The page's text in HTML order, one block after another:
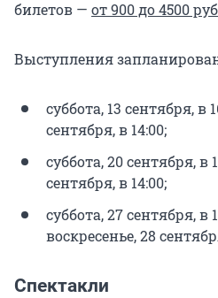
билетов — от 900 до 4500
Выступления
суббота, 13 сентября, в
сентября, в 14:00;
суббота, 20 сентября, в
сентября, в 14:00;
суббота, 27 сентября, в
воскресенье, 28
Спектакли